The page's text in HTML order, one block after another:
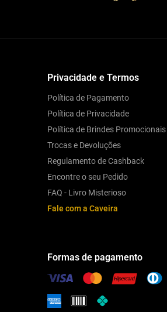
Privacidade e Termos
Política de Pagamento
Política de Privacidade
Política de Brindes Promocionais
Trocas e Devoluções
Regulamento de Cashback
Encontre o seu Pedido
FAQ - Livro Misterioso
Fale com a Caveira
Formas de pagamento